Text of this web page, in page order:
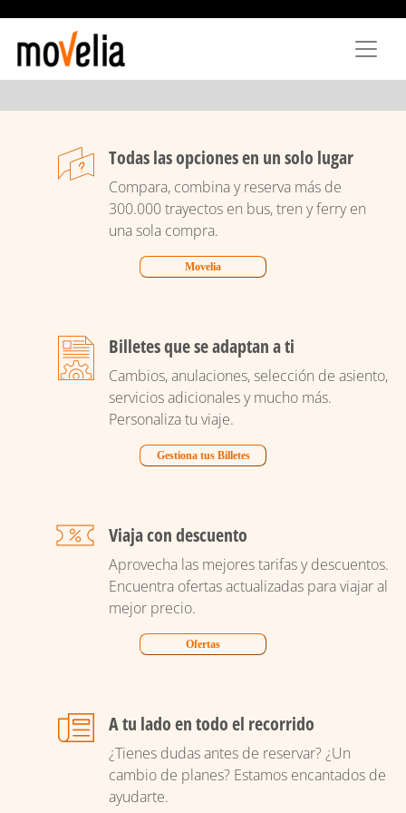
principal
Todas las opciones en un solo lugar
Compara, combina y reserva más de
300.000 trayectos en bus, tren y ferry en
una sola compra.
Movelia
Billetes que se adaptan a ti
Cambios, anulaciones, selección de asiento,
servicios adicionales y mucho más.
Personaliza tu viaje.
Gestiona tus Billetes
Viaja con descuento
Aprovecha las mejores tarifas y descuentos.
Encuentra ofertas actualizadas para viajar al
mejor precio.
Ofertas
A tu lado en todo el recorrido
¿Tienes dudas antes de reservar? ¿Un
cambio de planes? Estamos encantados de
ayudarte.